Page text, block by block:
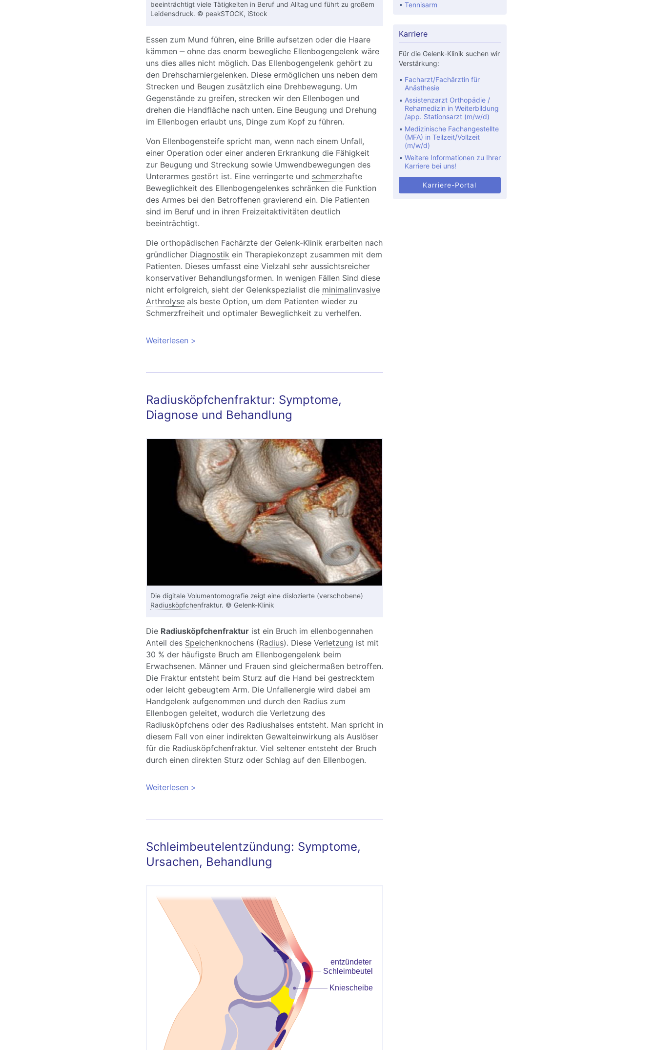
beeinträchtigt viele Tätigkeiten in Beruf und Alltag und führt zu großem
Leidensdruck. © peakSTOCK, iStock
Essen zum Mund führen, eine Brille aufsetzen oder die Haare
kämmen ‒ ohne das enorm bewegliche Ellenbogengelenk wäre
uns dies alles nicht möglich. Das Ellenbogengelenk gehört zu
den Drehscharniergelenken. Diese ermöglichen uns neben dem
Strecken und Beugen zusätzlich eine Drehbewegung. Um
Gegenstände zu greifen, strecken wir den Ellenbogen und
drehen die Handfläche nach unten. Eine Beugung und Drehung
im Ellenbogen erlaubt uns, Dinge zum Kopf zu führen.
Von Ellenbogensteife spricht man, wenn nach einem Unfall,
einer Operation oder einer anderen Erkrankung die Fähigkeit
zur Beugung und Streckung sowie Umwendbewegungen des
Unterarmes gestört ist. Eine verringerte und schmerzhafte
Beweglichkeit des Ellenbogengelenkes schränken die Funktion
des Armes bei den Betroffenen gravierend ein. Die Patienten
sind im Beruf und in ihren Freizeitaktivitäten deutlich
beeinträchtigt.
Die orthopädischen Fachärzte der Gelenk-Klinik erarbeiten nach
gründlicher Diagnostikein Therapiekonzept zusammen mit dem
Patienten. Dieses umfasst eine Vielzahl sehr aussichtsreicher
konservativer Behandlungsformen. In wenigen Fällen Sind diese
nicht erfolgreich, sieht der Gelenkspezialist die minimalinvasive
Arthrolyseals beste Option, um dem Patienten wieder zu
Schmerzfreiheit und optimaler Beweglichkeit zu verhelfen.
Weiterlesen über Steifer Ellenbogen: Gelenksteife und Schmerzen
Radiusköpfchenfraktur: Symptome,
Diagnose und Behandlung
Die digitale Volumentomografiezeigt eine dislozierte (verschobene)
Radiusköpfchenfraktur. © Gelenk-Klinik
Die Radiusköpfchenfrakturist ein Bruch im ellenbogennahen
Anteil des Speichenknochens (Radius). Diese Verletzung ist mit
30 % der häufigste Bruch am Ellenbogengelenk beim
Erwachsenen. Männer und Frauen sind gleichermaßen betroffen.
Die Frakturentsteht beim Sturz auf die Hand bei gestrecktem
oder leicht gebeugtem Arm. Die Unfallenergie wird dabei am
Handgelenk aufgenommen und durch den Radius zum
Ellenbogen geleitet, wodurch die Verletzung des
Radiusköpfchens oder des Radiushalses entsteht. Man spricht in
diesem Fall von einer indirekten Gewalteinwirkung als Auslöser
für die Radiusköpfchenfraktur. Viel seltener entsteht der Bruch
durch einen direkten Sturz oder Schlag auf den Ellenbogen.
Weiterlesen über Radiusköpfchenfraktur: Symptome, Diagnose und
Schleimbeutelentzündung: Symptome,
Ursachen, Behandlung
Tennisarm
Karriere
Für die Gelenk-Klinik suchen wir
Verstärkung:
Facharzt/Fachärztin für
Anästhesie
Assistenzarzt Orthopädie /
Rehamedizin in Weiterbildung
/app. Stationsarzt (m/w/d)
Medizinische Fachangestellte
(MFA) in Teilzeit/Vollzeit
(m/w/d)
Weitere Informationen zu Ihrer
Karriere bei uns!
Karriere-Portal